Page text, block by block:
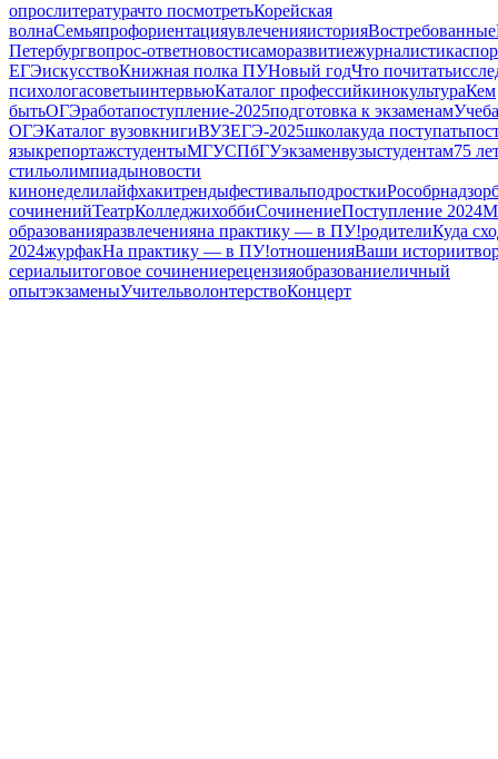
опрослитературачто посмотретьКорейская
волнаСемьяпрофориентацияувлеченияисторияВостребованные
Петербургвопрос-ответновостисаморазвитиежурналистика
ЕГЭискусствоКнижная полка ПУНовый годЧто почитать
психологасоветыинтервьюКаталог профессийкинокультураКем
бытьОГЭработапоступление-2025подготовка к экзаменамУчеба
ОГЭКаталог вузовкнигиВУЗЕГЭ-2025школакуда поступать
языкрепортажстудентыМГУСПбГУэкзаменвузыстудентам75
стильолимпиадыновости
кинонеделилайфхакитрендыфестивальподросткиРособрнадзор
сочиненийТеатрКолледжихоббиСочинениеПоступление 2024
образованияразвлеченияна практику — в ПУ!родителиКуда
2024журфакНа практику — в ПУ!отношенияВаши истории
сериалыитоговое сочинениерецензияобразованиеличный
опытэкзаменыУчительволонтерствоКонцерт